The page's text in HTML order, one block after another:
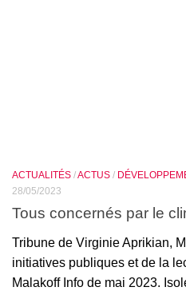
ACTUALITÉS /ACTUS /
28/05/2023
Tous concernés par le
Tribune de Virginie Aprikian,
initiatives publiques et de la
Malakoff Info de mai 2023.